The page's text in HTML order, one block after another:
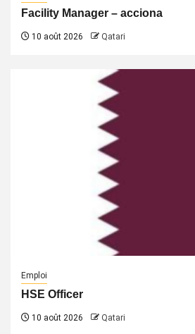
Facility Manager – acciona
10 août 2026 Qatari
Emploi
HSE Officer
10 août 2026 Qatari